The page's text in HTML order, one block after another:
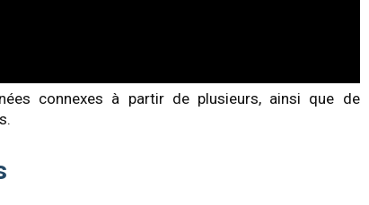
connexes à partir de plusieurs, ainsi que de